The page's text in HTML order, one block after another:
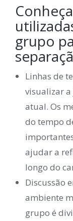
grupo
Linhas de
visualizar
atual. Os
do tempo
ajudar a
longo do
Discussão
ambiente
grupo é